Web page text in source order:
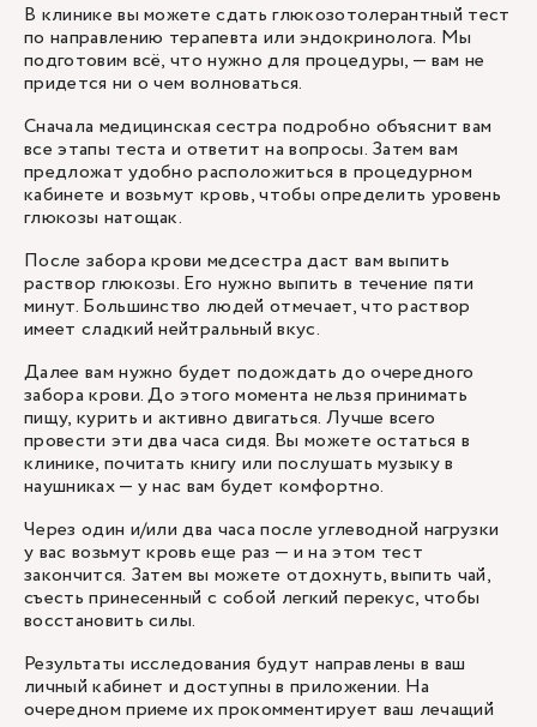
В клинике вы можете сдать глюкозотолерантный тест
по направлению терапевта или эндокринолога. Мы
подготовим всё, что нужно для процедуры, — вам не
придется ни о чем волноваться.
Сначала медицинская сестра подробно объяснит вам
все этапы теста и ответит на вопросы. Затем вам
предложат удобно расположиться в процедурном
кабинете и возьмут кровь, чтобы определить уровень
глюкозы натощак.
После забора крови медсестра даст вам выпить
раствор глюкозы. Его нужно выпить в течение пяти
минут. Большинство людей отмечает, что раствор
имеет сладкий нейтральный вкус.
Далее вам нужно будет подождать до очередного
забора крови. До этого момента нельзя принимать
пищу, курить и активно двигаться. Лучше всего
провести эти два часа сидя. Вы можете остаться в
клинике, почитать книгу или послушать музыку в
наушниках — у нас вам будет комфортно.
Через один и/или два часа после углеводной нагрузки
у вас возьмут кровь еще раз — и на этом тест
закончится. Затем вы можете отдохнуть, выпить чай,
съесть принесенный с собой легкий перекус, чтобы
восстановить силы.
Результаты исследования будут направлены в ваш
личный кабинет и доступны в приложении. На
очередном приеме их прокомментирует ваш лечащий